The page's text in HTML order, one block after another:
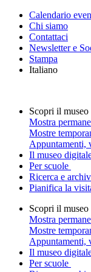
Calendario
Chi siamo
Contattaci
Newsletter e
Stampa
Italiano
Scopri il museo
Mostra
Mostre
Appuntamenti,
Il museo
Per scuole
Ricerca e
Pianifica la
Scopri il museo
Mostra
Mostre
Appuntamenti,
Il museo
Per scuole